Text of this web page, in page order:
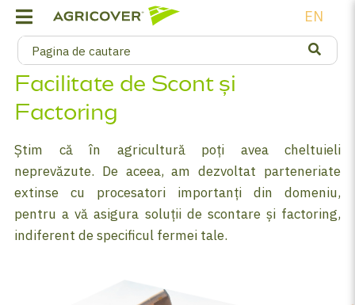
EN
Facilitate de Scont și
Factoring
Știm că în agricultură poți avea cheltuieli
neprevăzute. De aceea, am dezvoltat parteneriate
extinse cu procesatori importanți din domeniu,
pentru a vă asigura soluții de scontare și factoring,
indiferent de specificul fermei tale.